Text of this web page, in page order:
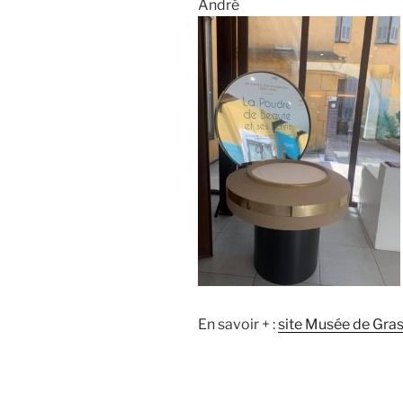
André
En savoir + :site Musée de